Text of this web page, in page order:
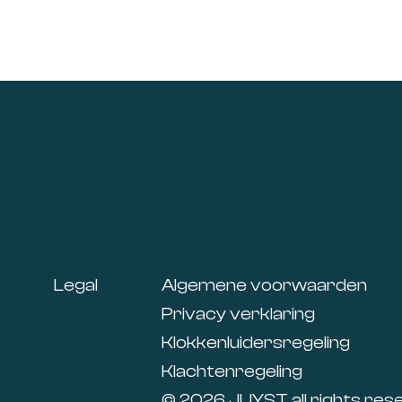
Legal
Algemene voorwaarden
Privacy verklaring
Klokkenluidersregeling
Klachtenregeling